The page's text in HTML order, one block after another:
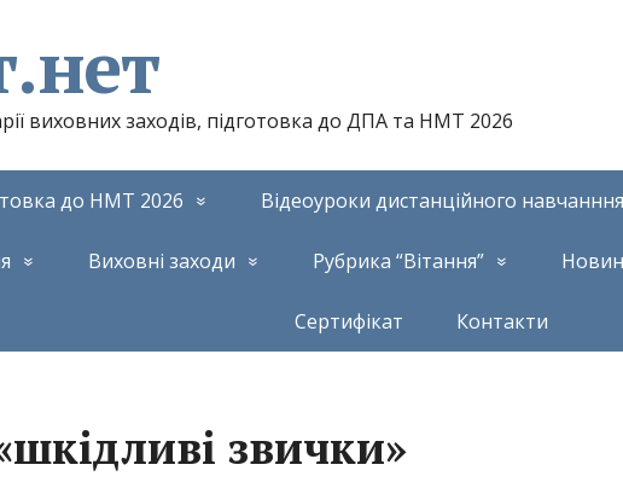
виховних заходів, підготовка до ДПА та НМТ 2026
до НМТ 2026 Відеоуроки дистанційного навчанння
Виховні заходи Рубрика “Вітання”
Сертифікат Контакти
звички»